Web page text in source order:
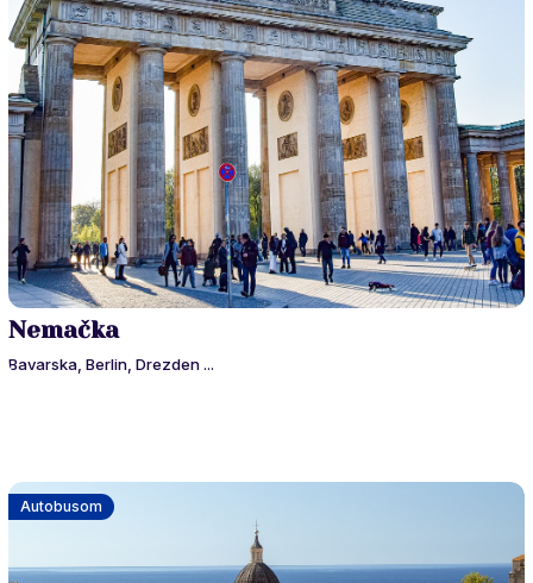
Nemačka
Bavarska, Berlin, Drezden ...
Autobusom